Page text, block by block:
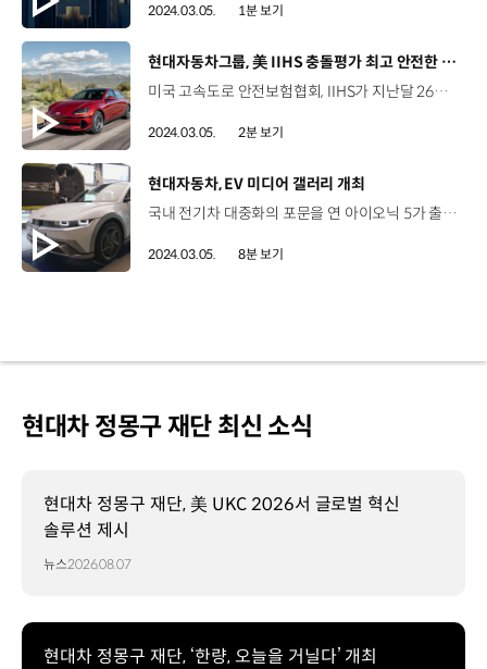
2024.03.05. 1분 보기
[동영상]
현대자동차그룹, 美 IIHS 충돌평가 최고 안전한 차 최다 선정
미국 고속도로 안전보험협회, IIHS가 지난달 26일 발표한 충돌평가에서 현대차그룹의 6개 차종이 톱 세이프티 픽 플러스(TSP+) 등급에 10개 차종이 톱 세이프티 픽(TSP)등급에 선정됐습니다. 현대차그룹에서 TSP 이상 등급을 받은 차종은 총 16개로 글로벌 자동차 그룹 중 가장 많습니다. TSP+ 등급에는 아이오닉 6, 코나 등 현대차 2개 차종과 G80 전동화 모델, GV80, GV60 등 제네시스 3개 차종, 기아 텔루라이드가 이름을 올렸습니다. 특히 텔루라이드는 지난해에 이어 올해도 전체 평가 항목에서 최고 등급을 획득하며 우수한 충돌 안전 성능을 입증했습니다. TSP 등급을 받은 차종은 아반떼(현지명 엘란트라), 아이오닉 5, 투싼, 팰리세이드, 싼타크루즈 등 현대차 5개 차종과 제네시스의 G90, G80, GV70, GV70 전동화 모델, 그리고 기아의 스포티지입니다. 현대차그룹은 고객의 안전을 최우선 가치로 두고 탑승객과 보행자 모두의 안전을 지키기 위해 앞으로도 최선을 다할 계획입니다.
2024.03.05. 2분 보기
[동영상]
현대자동차, EV 미디어 갤러리 개최
국내 전기차 대중화의 포문을 연 아이오닉 5가 출시된 지 약 3년 만에 상품성 개선 모델 ‘더 뉴 아이오닉 5’로 돌아왔습니다. 이번에 출시된 더 뉴 아이오닉 5는 디자인 완성도와 배터리 성능을 높이고 다채로운 고객 편의사양을 갖춘 것이 특징인데요. 현대차가 더 뉴 아이오닉 5를 비롯해 2024 코나 일렉트릭, 아이오닉 6 블랙 에디션을 동시에 미디어에 공개했죠? 현대차가 지난달 28일부터 이틀간 현대 모터스튜디오 서울에서 ‘현대 EV 미디어 갤러리’ 행사를 열었는데요. 더 뉴 아이오닉 5를 비롯한 전기차 3종의 동시 출시 소식에 미디어의 관심이 쏟아졌습니다. 함께 보시죠. 지난 4일, 현대차가 더 뉴 아이오닉 5, 2024 코나 일렉트릭, 아이오닉 6 블랙 에디션을 동시에 론칭했습니다. 이에 앞서 지난달 28일, 아이오닉 5의 달라진 디자인을 소개하고 상품성 개선 모델에 대한 기대감을 높이기 위해 ‘현대 EV 미디어 갤러리’ 행사가 열렸습니다. 새롭게 출시되는 더 뉴 아이오닉 5는 디자인의 완성도를 한층 높였는데요. 기존 모델의 독창적이면서도 미래적인 디자인을 계승해 더욱 강인하고 와이드한 모습으로 거듭났습니다. 더 뉴 아이오닉 5는 앞뒤 범퍼에 새롭게 디자인한 스키드 플레이트를 적용해 와이드한 느낌을 강조했으며 전면부의 가니쉬 히든 라이팅에 세로선 두 줄을 연달아 배치한 그래픽으로 보다 강인하면서도 세련된 분위기를 연출했습니다. 또한, 뒷유리에 리어 와이퍼를 적용해 고객 편의성을 높였습니다. 실내는 기존의 편안한 거주 공간(Living Space)이라는 테마를 유지하면서 사용성과 편의성을 개선했습니다. 특히, 아이오닉 5만의 이동식 센터 콘솔인 ‘유니버설 아일랜드(Universal Island)’의 레이아웃이 변경된 점도 눈에 띄는데요. 상단에는 사용 빈도가 높은 1열 열선 및 통풍 시트, 열선 스티어링 휠, 주차 보조 기능 등을 조작할 수 있는 물리 버튼을 적용하고 기존에 아래에 위치했던 스마트폰 무선 충전 패드를 위로 옮겨 사용성을 대폭 개선했습니다. 더 뉴 아이오닉 5의 달라진 디자인과 함께 상품성도 대폭 강화됐네요. 또 어떤 변화가 있을까요? 네, 현대차는 더 뉴 아이오닉 5에 차세대 배터리를 적용하고 다양한 인포테인먼트 시스템과 편의 사양을 적용해 상품 경쟁력을 더욱 높였습니다. 더 뉴 아이오닉 5에는 에너지 밀도가 높아진 84.0kWh의 4세대 배터리를 탑재했는데요 배터리 용량이 커지면서 더 뉴 아이오닉 5의 1회 충전 주행가능거리가 기존 458km에서 485km로 약 30km 가량 증가했습니다. 심종보 매니저 / 현대자동차 국내상품운영2팀늘어난 배터리 용량에도 기존 모델과 동일하게 급속 충전 속도는 유지해 350kW급 초급속 충전 시 배터리 용량의 80%까지 18분 이내에 충전이 가능합니다. 아울러, 차세대 인포테인먼트 시스템 ‘ccNC’, 무선 소프트웨어 업데이트, 자연어 음성 인식 기능을 탑재해 SDV 기반의 첨단 소프트웨어 경험을 고객에게 제공합니다. 장진택 기자 / 미디어오토일단 배터리 용량이 커진 걸 아주 긍정적으로 보고요. 실내 디자인에서 베젤이 짙은 색으로 바뀌었다든가 센터 콘솔에 버튼이 여러 가지 추가된 점이 반가웠습니다. 또한, 더 뉴 아이오닉 5는 ‘주파수 감응형 쇽업소버(Shock Absorber)’ 기능으로 주행 진동을 완화하고 전·후석 도어의 강성을 보강하는 등 고객에게 개선된 승차감과 정숙성을 제공합니다. 심종보 매니저/현대자동차 국내상품운영2팀기존 차량 대비 좀 더 완벽해졌다는 표현을 먼저 드리고 싶습니다. 첫 번째로 전기차 소비자들의 가장 큰 니즈인 항속거리가 더 늘어난 부분 그리고 기존 소비자들께서 의견을 주셨던 열선 시트, 통풍시트 물리 버튼 추가, 리어 와이퍼 추가 등 이런 부분까지 하나하나 세심하게 고려해서 상품성을 개선한 만큼 조금 더 완벽한 차로 다시 태어난 점이 소비자들에게 어필이 되지 않을까 기대하고 있습니다. 함께 출시되는 아이오닉 5 N 라인은 기본 모델에 N 라인 전용 내외장 디자인을 적용하면서 스포티한 느낌을 극대화하고 고객들의 선택권을 넓혔습니다. 현대차는 전기차 고객의 만족도를 더욱 높이고자 더 뉴 아이오닉 5의 상품성을 높이면서도 전 트림 판매 가격을 동결해 경쟁력을 확보했다고요? 네, 맞습니다. 이처럼 아이오닉 5의 상품성이 많이 강화됐는데도 가격은 그대로 유지해 고객들의 반응이 무척 기대됩니다. 또한, 이날 행사에서는 2024 코나 일렉트릭과 아이오닉 6 블랙 에디션도 함께 공개됐습니다. 2024 코나 일렉트릭은 진동 경고 스티어링 휠, 운전석 전동 시트, 1열 통풍 시트, 2열 에어벤트 등 고객 선호 사양 위주로 구성한 새로운 엔트리 트림 ‘모던 플러스’를 신설해 고객 선택의 폭을 넓혔습니다. 또한 충전 로직을 개선하면서 급속충전 속도가 43분에서 39분으로 단축돼 보다 빠른 충전 경험을 제공합니다. 아울러, 기본 모델에 스포티한 느낌을 강조한 디자인의 N 라인 모델도 신규 운영합니다. 2024 아이오닉 6 블랙 에디션은 블랙의 세련된 아름다움을 표현한 디자인 특화 패키지로 익스클루시브 플러스 트림부터 선택할 수 있습니다. 또한, 현대차는 아이오닉 5, 아이오닉 6, 코나 일렉트릭 차량을 신규 출고하는 고객을 대상으로 ‘EV 에브리(EVery) 케어’프로그램을 진행합니다. 장준원 책임매니저 / 현대자동차 국내전동화전략팀전기차 구매에 대한 막연한 불안감을 해소하기 위해서 EV 에브리 케어 프로그램을 론칭했습니다. 전기차 구매 충전 혜택으로 최대 160만 크레딧과 홈 충전기 설치 서비스를 제공해 드리고 있으며 두 번째로 차량 판매 가격의 55%를 보장해 드리는 잔존 가치 보장 서비스, 마지막으로 차량 전손 사고 시 고객 부담금 및 차량 취·등록세를 지원해 드리는 신차 교환 프로그램을 준비했습니다. 총 3종의 전기차가 동시에 출시되면서 고객들의 선택지가 정말 넓어졌네요. 네, 현장에서도 기자들과 인플루언서들의 취재 열기가 정말 뜨거웠는데요. 새롭게 출시되는 전기차 3종 모두 많은 고객의 사랑을 받을 것 같습니다. 네, 이번 출시를 바탕으로 현대차가 국내 전기차 시장 선도 기업으로서 입지를 더욱 공고히 해 나가길 기대하겠습니다. 오늘 소식 전해주셔서 고맙습니다.
2024.03.05. 8분 보기
현대차 정몽구 재단 최신 소식
현대차 정몽구 재단, 美 UKC 2026서 글로벌 혁신
솔루션 제시
뉴스2026.08.07
현대차 정몽구 재단, ‘한량, 오늘을 거닐다’ 개최